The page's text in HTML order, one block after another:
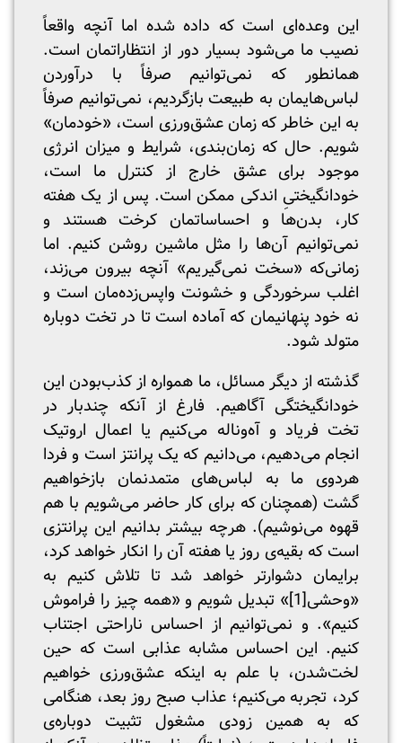
این وعده‌ای است که داده شده اما آنچه واقعاً
نصیب ما می‌شود بسیار دور از انتظاراتمان است.
همانطور که نمی‌توانیم صرفاً با درآوردن
لباس‌هایمان به طبیعت بازگردیم، نمی‌توانیم صرفاً
به این خاطر که زمان عشق‌ورزی است، «خودمان»
شویم. حال که زمان‌بندی، شرایط و میزان انرژی
موجود برای عشق خارج از کنترل ما است،
خودانگیختیِ اندکی ممکن است. پس از یک هفته
کار، بدن‌ها و احساساتمان کرخت هستند و
نمی‌توانیم آن‌ها را مثل ماشین روشن کنیم. اما
زمانی‌که «سخت نمی‌گیریم» آنچه بیرون می‌زند،
اغلب سرخوردگی و خشونت واپس‌زده‌مان است و
نه خود پنهانیمان که آماده است تا در تخت‌ دوباره
متولد شود.
گذشته از دیگر مسائل، ما همواره از کذب‌بودن این
خودانگیختگی آگاهیم. فارغ از آنکه چندبار در
تخت فریاد و آه‌وناله می‌کنیم یا اعمال اروتیک
انجام می‌دهیم، می‌دانیم که یک پرانتز است و فردا
هردوی ما به لباس‌های متمدنمان بازخواهیم
گشت (همچنان که برای کار حاضر می‌شویم با هم
قهوه می‌نوشیم). هرچه بیشتر بدانیم این پرانتزی
است که بقیه‌ی روز یا هفته آن را انکار خواهد کرد،
برایمان دشوارتر خواهد شد تا تلاش کنیم به
«وحشی[1] » تبدیل شویم و «همه چیز را فراموش
کنیم». و نمی‌توانیم از احساس ناراحتی اجتناب
کنیم. این احساس مشابه عذابی است که حین
لخت‌شدن، با علم به اینکه عشق‌ورزی خواهیم
کرد، تجربه می‌کنیم؛ عذاب صبح روز بعد، هنگامی
که به همین زودی مشغول تثبیت دوباره‌ی